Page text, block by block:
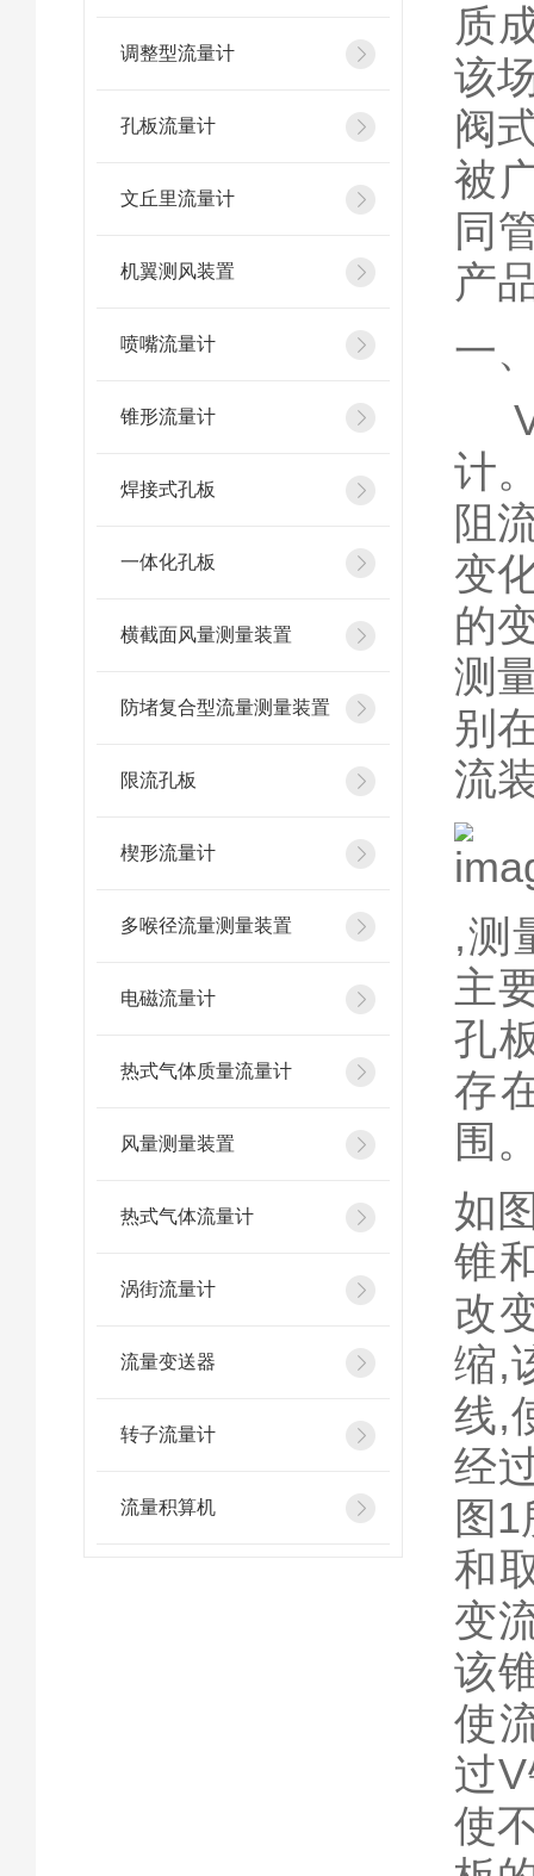
调整型流量计
孔板流量计
文丘里流量计
机翼测风装置
喷嘴流量计
锥形流量计
焊接式孔板
一体化孔板
横截面风量测量装置
防堵复合型流量测量装置
限流孔板
楔形流量计
多喉径流量测量装置
电磁流量计
热式气体质量流量计
风量测量装置
热式气体流量计
涡街流量计
流量变送器
转子流量计
流量积算机
质
该
阀
被
同
产
一
V
计
阻
变
的
测
别
流
,测
主
孔
存
围
如
锥
改
缩,
线,
经
图
和
变
该
使
过
使